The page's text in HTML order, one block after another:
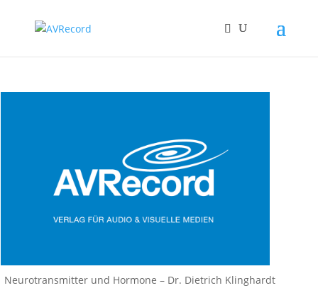
Neurotransmitter und Hormone – Dr. Dietrich Klinghardt